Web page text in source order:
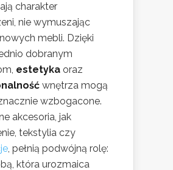
charakter
nie wymuszając
mebli. Dzięki
dobranym
estetyka oraz
wnętrza mogą
wzbogacone.
akcesoria, jak
tekstylia czy
, pełnią podwójną rolę:
która urozmaica